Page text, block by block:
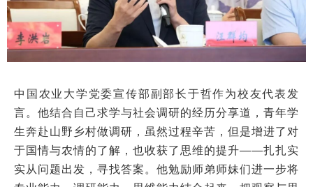
中国农业大学党委宣传部副部长于哲作为校友代表发
言。他结合自己求学与社会调研的经历分享道，青年学
生奔赴山野乡村做调研，虽然过程辛苦，但是增进了对
于国情与农情的了解，也收获了思维的提升——扎扎实
实从问题出发，寻找答案。他勉励师弟师妹们进一步将